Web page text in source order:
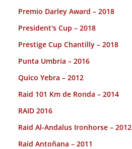
Premio Darley Award – 2018
President's Cup – 2018
Prestige Cup Chantilly – 2018
Punta Umbria – 2016
Quico Yebra – 2012
Raid 101 Km de Ronda – 2014
RAID 2016
Raid Al-Andalus Ironhorse – 2012
Raid Antoñana – 2011